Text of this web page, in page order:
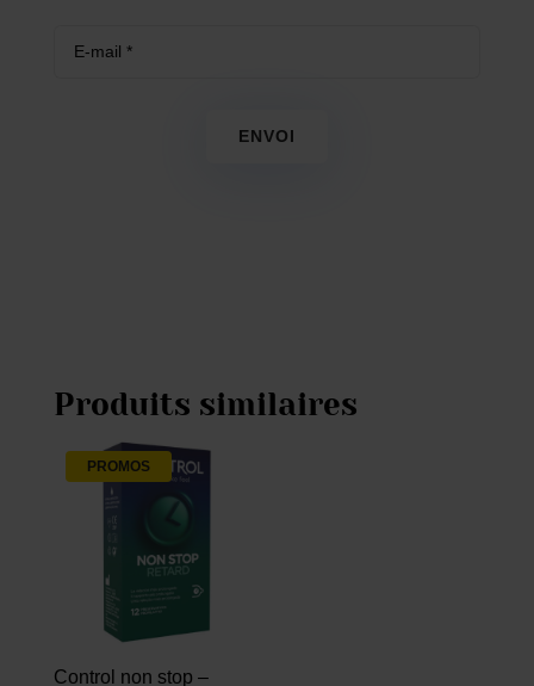
ENVOI
Produits similaires
PROMOS
Control non stop –